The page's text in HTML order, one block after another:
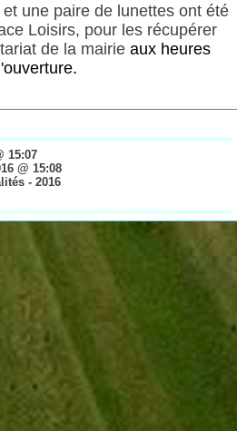
une paire de lunettes ont été
Loisirs, pour les récupérer
de la mairie aux heures
15:07
@ 15:08
- 2016